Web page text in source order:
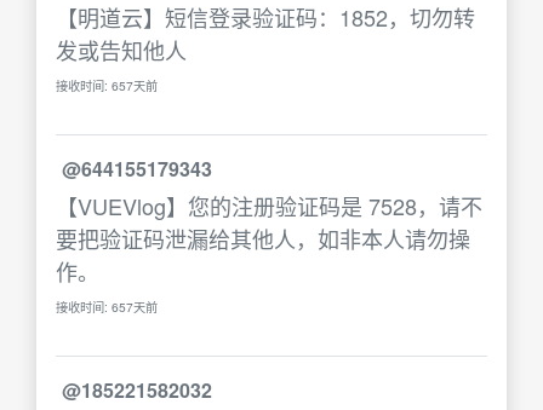
【明道云】短信登录验证码：1852，切勿转
发或告知他人
接收时间: 657天前
@644155179343
【VUEVlog】您的注册验证码是 7528，请不
要把验证码泄漏给其他人，如非本人请勿操
作。
接收时间: 657天前
@185221582032